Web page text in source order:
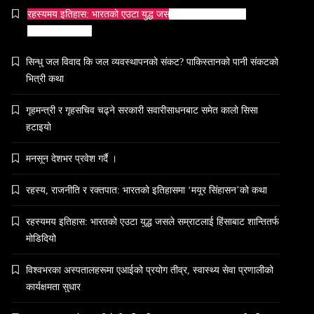
आज साँझ अस्ताउँदो सूर्यलाई अर्घ्य
June 21, 2026
समाज
महाकुम्भ मेलामा भाइरल भएकी युवती मोनालिसाले
गरिन्- मुस्लिम प्रेमीसँग विवाह
भारतको इतिहासमा पहिलोपटक मृत्यु इच्छाको
अनुमति
रहस्यमय इतिहास: भारतको एउटा युद्ध जसले सम्राटलाई हिंसाबाट
सिन्धु जल विवाद कि जल व्यवस्थापनको संकट? पाकिस्तानको पानी संकटको
भित्री कथा
गृहमन्त्री र गृहसचिव चढ्ने सरकारी सवारीसाधनबाट समेत कालो सिसा
हटाइयो
मनसून देशभर प्रवेश गर्दै ।
रहस्य, राजनीति र रक्तपात: भारतको इतिहासमा ‘मयूर सिंहासन’को कथा
रहस्यमय इतिहास: भारतको एउटा युद्ध जसले सम्राटलाई हिंसाबाट शान्तितर्फ
मोडिदियो
विश्वभरका अस्पतालहरूमा एआईको प्रयोग तीव्र, स्वास्थ्य सेवा प्रणालीको
कार्यक्षमता सुधार